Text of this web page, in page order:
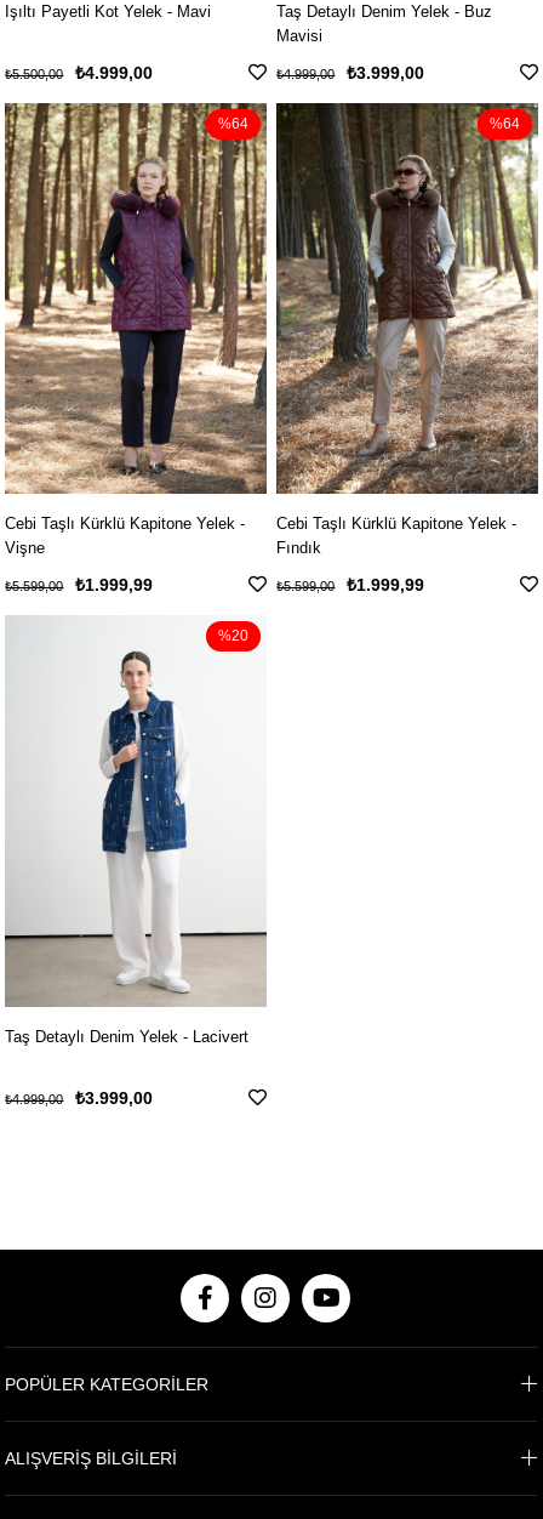
Işıltı Payetli Kot Yelek - Mavi
₺4.999,00
₺5.500,00
Taş Detaylı Denim Yelek - Buz
Mavisi
₺3.999,00
₺4.999,00
Cebi Taşlı Kürklü Kapitone Yelek -
Vişne
₺1.999,99
₺5.599,00
%64
Cebi Taşlı Kürklü Kapitone Yelek -
Fındık
₺1.999,99
₺5.599,00
%64
Taş Detaylı Denim Yelek - Lacivert
₺3.999,00
₺4.999,00
%20
POPÜLER KATEGORİLER
ALIŞVERİŞ BİLGİLERİ